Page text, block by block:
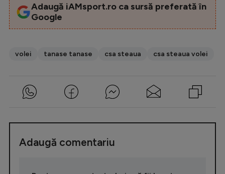
Adaugă iAMsport.ro ca sursă preferată în
Google
volei tanase tanase csa steaua csa steaua volei
Adaugă comentariu